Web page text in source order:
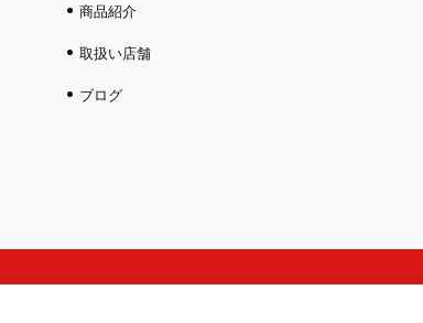
商品紹介
取扱い店舗
ブログ